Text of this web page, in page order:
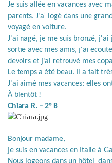
Je suis allée en vacances avec
parents. J'ai logé dans une
voyagé en voiture.
J'ai nagé, je me suis bronzé, j'ai
sortie avec mes amis, j'ai
devoirs et j'ai retrouvé mes
Le temps a été beau. Il a fait
J'ai aimé mes vacances: elles
À bientôt !
Chiara R. – 2° B
Bonjour madame,
je suis en vacances en Italie à
Nous logeons dans un hôtel